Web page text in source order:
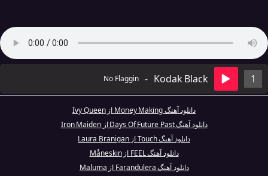
1
Kodak Black
-
No Flaggin
دانلود آهنگ Money Making از Ivy Queen
دانلود آهنگ Days Of Future Past از Iron Maiden
دانلود آهنگ Touch از Laura Branigan
دانلود آهنگ FEEL از Måneskin
دانلود آهنگ Farandulera از Maluma